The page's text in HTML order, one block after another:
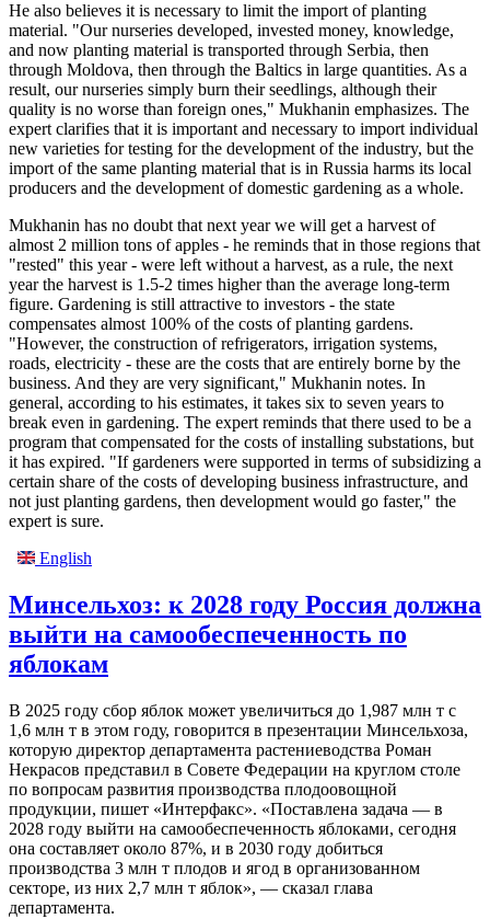
He also believes it is necessary to limit the import of planting
material. "Our nurseries developed, invested money, knowledge,
and now planting material is transported through Serbia, then
through Moldova, then through the Baltics in large quantities. As a
result, our nurseries simply burn their seedlings, although their
quality is no worse than foreign ones," Mukhanin emphasizes. The
expert clarifies that it is important and necessary to import individual
new varieties for testing for the development of the industry, but the
import of the same planting material that is in Russia harms its local
producers and the development of domestic gardening as a whole.
Mukhanin has no doubt that next year we will get a harvest of
almost 2 million tons of apples - he reminds that in those regions that
"rested" this year - were left without a harvest, as a rule, the next
year the harvest is 1.5-2 times higher than the average long-term
figure. Gardening is still attractive to investors - the state
compensates almost 100% of the costs of planting gardens.
"However, the construction of refrigerators, irrigation systems,
roads, electricity - these are the costs that are entirely borne by the
business. And they are very significant," Mukhanin notes. In
general, according to his estimates, it takes six to seven years to
break even in gardening. The expert reminds that there used to be a
program that compensated for the costs of installing substations, but
it has expired. "If gardeners were supported in terms of subsidizing a
certain share of the costs of developing business infrastructure, and
not just planting gardens, then development would go faster," the
expert is sure.
English
Минсельхоз: к 2028 году Россия должна
выйти на самообеспеченность по
яблокам
В 2025 году сбор яблок может увеличиться до 1,987 млн т с
1,6 млн т в этом году, говорится в презентации Минсельхоза,
которую директор департамента растениеводства Роман
Некрасов представил в Совете Федерации на круглом столе
по вопросам развития производства плодоовощной
продукции, пишет «Интерфакс». «Поставлена задача — в
2028 году выйти на самообеспеченность яблоками, сегодня
она составляет около 87%, и в 2030 году добиться
производства 3 млн т плодов и ягод в организованном
секторе, из них 2,7 млн т яблок», — сказал глава
департамента.